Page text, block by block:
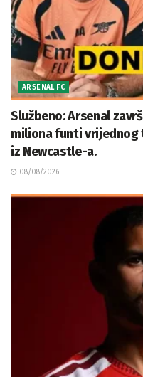
ARSENAL FC
Službeno: Arsenal
miliona funti vrijednog
iz Newcastle-a.
08/08/2026